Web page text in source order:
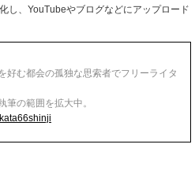
し、YouTubeやブログなどにアップロード
好む都会の孤独な思索者でフリーライタ
筆の範囲を拡大中。